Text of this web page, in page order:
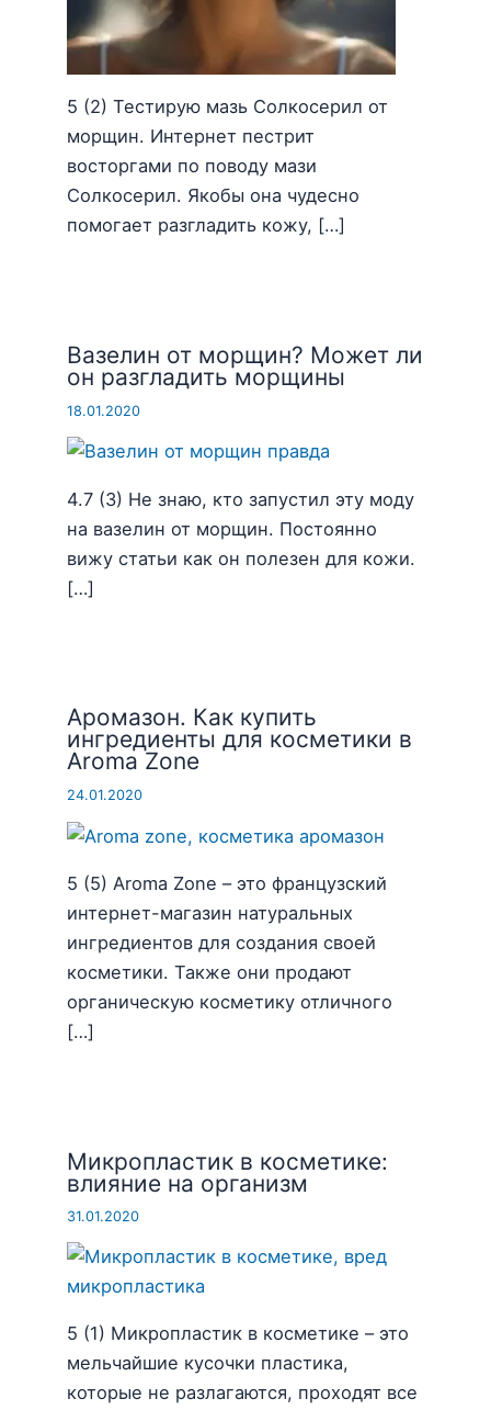
5 (2) Тестирую мазь Солкосерил от
морщин. Интернет пестрит
восторгами по поводу мази
Солкосерил. Якобы она чудесно
помогает разгладить кожу, […]
Вазелин от морщин? Может ли
он разгладить морщины
18.01.2020
4.7 (3) Не знаю, кто запустил эту моду
на вазелин от морщин. Постоянно
вижу статьи как он полезен для кожи.
[…]
Аромазон. Как купить
ингредиенты для косметики в
Aroma Zone
24.01.2020
5 (5) Aroma Zone – это французский
интернет-магазин натуральных
ингредиентов для создания своей
косметики. Также они продают
органическую косметику отличного
[…]
Микропластик в косметике:
влияние на организм
31.01.2020
5 (1) Микропластик в косметике – это
мельчайшие кусочки пластика,
которые не разлагаются, проходят все